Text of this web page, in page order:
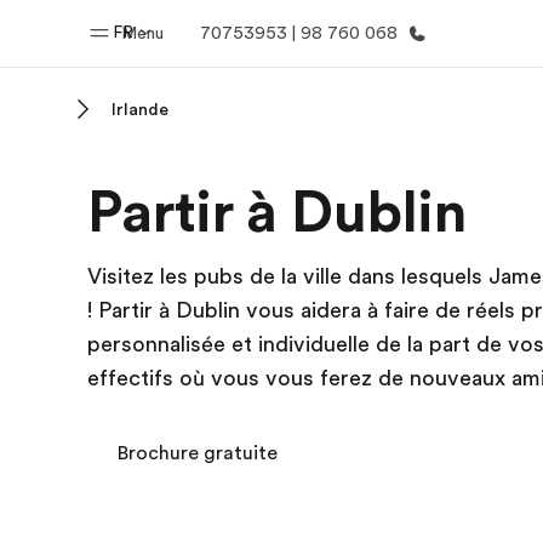
Menu
FR 70753953 | 98 760 068
Bienvenue chez EF
Irlande
Partir à Dublin
Visitez les pubs de la ville dans lesquels
! Partir à Dublin vous aidera à faire de réels
personnalisée et individuelle de la part de
effectifs où vous vous ferez de nouveaux
Brochure gratuite